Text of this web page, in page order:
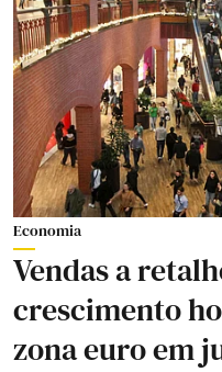
Economia
Vendas a
crescimento
zona euro em